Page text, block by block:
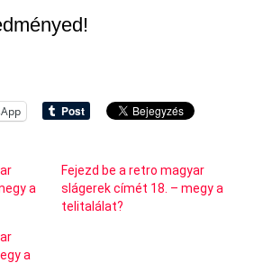
a
Fejezd be a retro magyar
slágerek címét 18. – megy a
telitalálat?
a